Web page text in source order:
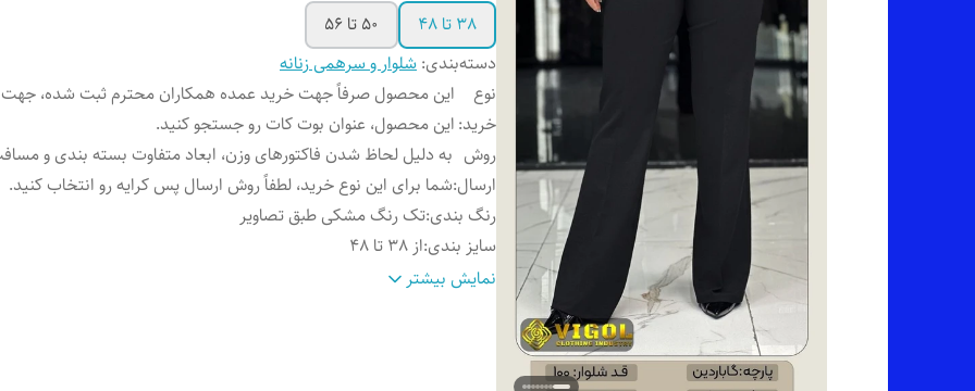
38 تا 48
50 تا 56
دسته‌بندی: شلوار و سرهمی زنانه
نوع
خرید:
این محصول صرفاً جهت خرید عمده همکاران محترم ثبت شده،
این محصول، عنوان بوت کات رو جستجو کنید.
روش
ارسال:
به دلیل لحاظ شدن فاکتورهای وزن، ابعاد متفاوت بسته بندی و
شما برای این نوع خرید، لطفاً روش ارسال پس کرایه رو انتخاب کنید.
رنگ بندی:تک رنگ مشکی طبق تصاویر
سایز بندی:از 38 تا 48
اندازه 📏 قد کار: 100_106 سانته بسته به سایز
نمایش بیشتر